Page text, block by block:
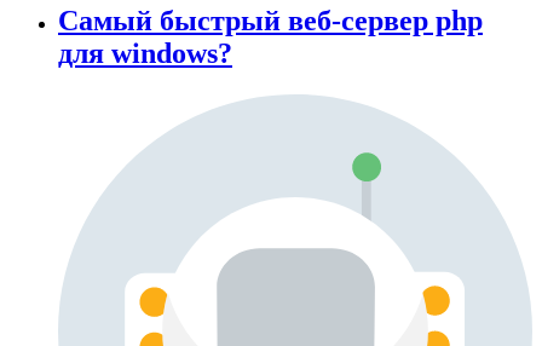
Самый быстрый веб-сервер php
для windows?